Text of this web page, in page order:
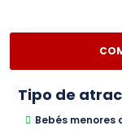
Tipo de
Bebés menores